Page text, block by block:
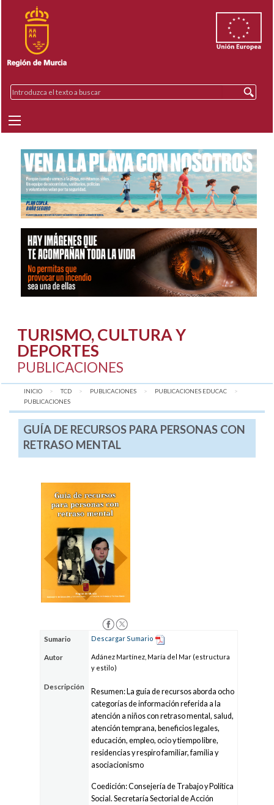
TURISMO, CULTURA Y
DEPORTES
PUBLICACIONES
INICIO TCD PUBLICACIONES
PUBLICACIONES EDUCAC
AQUÍ:
PUBLICACIONES
GUÍA DE RECURSOS PARA PERSONAS CON
RETRASO MENTAL
Sumario Descargar Sumario
Autor
Adánez Martínez, María del Mar (estructura
y estilo)
Descripción
Resumen: La guía de recursos aborda ocho
categorías de información referida a la
atención a niños con retraso mental, salud,
atención temprana, beneficios legales,
educación, empleo, ocio y tiempo libre,
residencias y respiro familiar, familia y
asociacionismo
Coedición: Consejería de Trabajo y Política
Social. Secretaría Sectorial de Acción